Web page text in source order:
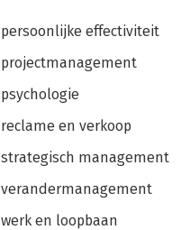
persoonlijke effectiviteit
projectmanagement
psychologie
reclame en verkoop
strategisch management
verandermanagement
werk en loopbaan